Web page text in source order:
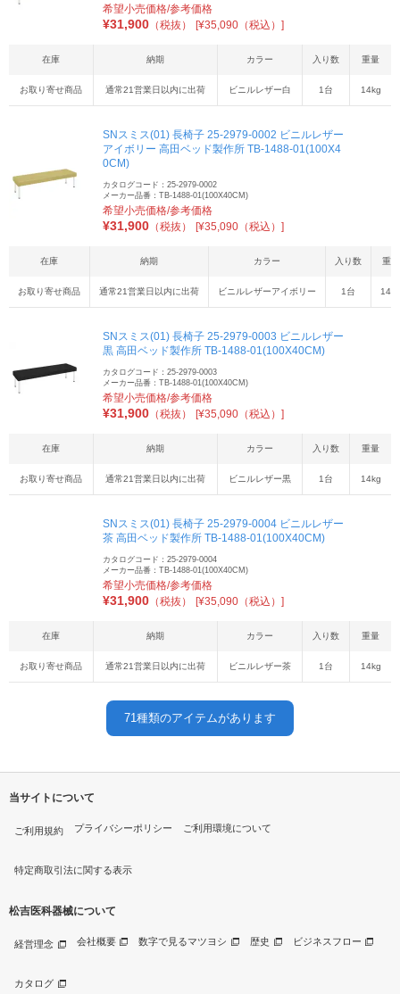
希望小売価格/参考価格
¥31,900 （税抜） [¥35,090（税込）]
在庫 納期 カラー 入り数 重量
お取り寄せ商品 通常21営業日以内に出荷 ビニルレザー白 1台 14kg
SNスミス(01) 長椅子 25-2979-0002 ビニルレザー
アイボリー 高田ベッド製作所 TB-1488-01(100X4
0CM)
カタログコード：25-2979-0002
メーカー品番：TB-1488-01(100X40CM)
希望小売価格/参考価格
¥31,900 （税抜） [¥35,090（税込）]
在庫 納期 カラー 入り数 重量
お取り寄せ商品 通常21営業日以内に出荷 ビニルレザーアイボリー 1台 14kg
SNスミス(01) 長椅子 25-2979-0003 ビニルレザー
黒 高田ベッド製作所 TB-1488-01(100X40CM)
カタログコード：25-2979-0003
メーカー品番：TB-1488-01(100X40CM)
希望小売価格/参考価格
¥31,900 （税抜） [¥35,090（税込）]
在庫 納期 カラー 入り数 重量
お取り寄せ商品 通常21営業日以内に出荷 ビニルレザー黒 1台 14kg
SNスミス(01) 長椅子 25-2979-0004 ビニルレザー
茶 高田ベッド製作所 TB-1488-01(100X40CM)
カタログコード：25-2979-0004
メーカー品番：TB-1488-01(100X40CM)
希望小売価格/参考価格
¥31,900 （税抜） [¥35,090（税込）]
在庫 納期 カラー 入り数 重量
お取り寄せ商品 通常21営業日以内に出荷 ビニルレザー茶 1台 14kg
71種類のアイテムがあります
当サイトについて
ご利用規約 プライバシーポリシー ご利用環境について
特定商取引法に関する表示
松吉医科器械について
経営理念 会社概要 数字で見るマツヨシ 歴史 ビジネスフロー
カタログ